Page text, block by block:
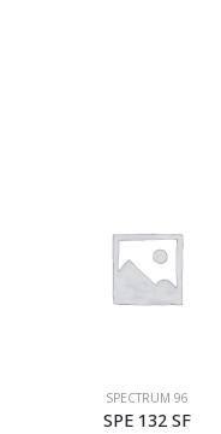
SPECTRUM 96
SPE 132 SF